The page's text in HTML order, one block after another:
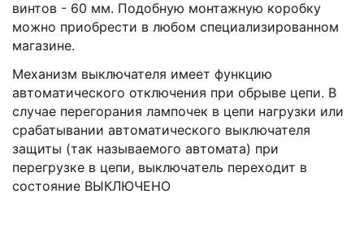
винтов - 60 мм. Подобную монтажную коробку
можно приобрести в любом специализированном
магазине.
Механизм выключателя имеет функцию
автоматического отключения при обрыве цепи. В
случае перегорания лампочек в цепи нагрузки или
срабатывании автоматического выключателя
защиты (так называемого автомата) при
перегрузке в цепи, выключатель переходит в
состояние ВЫКЛЮЧЕНО